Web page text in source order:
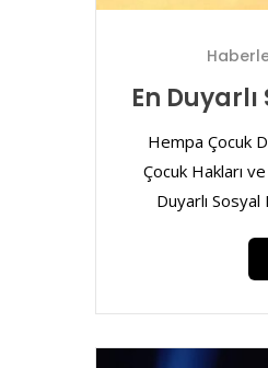
En
Hempa Çocuk
Çocuk Hakları
Duyarlı